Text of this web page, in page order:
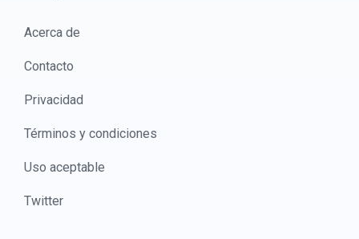
Acerca de
Contacto
Privacidad
Términos y condiciones
Uso aceptable
Twitter